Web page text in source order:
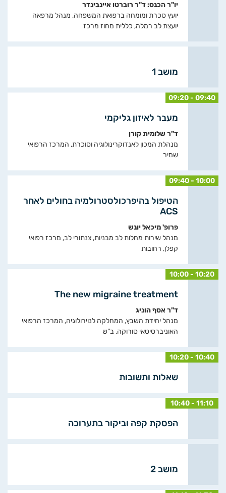
יו"ר הכנס: ד"ר רוברטו איינבינדר
יועץ סכרת ומומחה ברפואת המשפחה, מנהל מרפאה
יועצת לב רמלה, כללית מחוז מרכז
מושב 1
09:20 - 09:40
מעבר לאיזון גליקמי
ד"ר שלומית קורן
מנהלת המכון לאנדוקרינולוגיה וסוכרת, המרכז הרפואי
שמיר
09:40 - 10:00
הטיפול בהיפרכולסטרולמיה בחולים לאחר
ACS
פרופ' מיכאל יונש
מנהל שירות מחלות לב מבניות, צנתורי לב, מרכז רפואי
קפלן, רחובות
10:00 - 10:20
The new migraine treatment
ד"ר אסף הוניג
מנהל יחידת השבץ, המחלקה לנוירולוגיה, המרכז הרפואי
האוניברסיטאי סורוקה, ב"ש
10:20 - 10:40
שאלות ותשובות
10:40 - 11:10
הפסקת קפה וביקור בתערוכה
מושב 2